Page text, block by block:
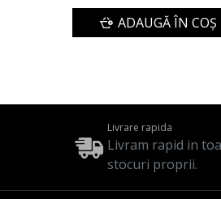
ADAUGĂ ÎN COŞ
Livrare rapida
Livram rapid in
stocuri proprii.